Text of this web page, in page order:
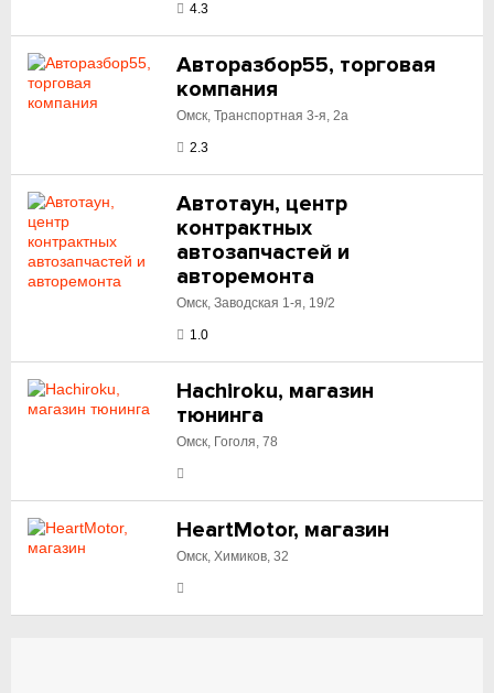
4.3
Авторазбор55, торговая
компания
Омск, Транспортная 3-я, 2а
2.3
Автотаун, центр
контрактных
автозапчастей и
авторемонта
Омск, Заводская 1-я, 19/2
1.0
Hachiroku, магазин
тюнинга
Омск, Гоголя, 78
HeartMotor, магазин
Омск, Химиков, 32